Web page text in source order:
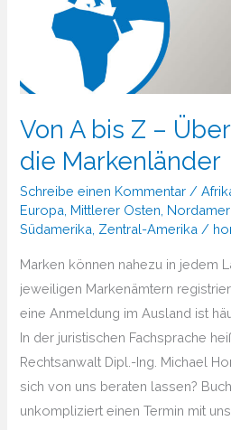
Von A bis Z –
die Markenländer
Schreibe einen Kommentar /
Europa Mittlerer Osten
Südamerika Zentral-Amerika /
Marken können nahezu in jedem
jeweiligen Markenämtern
eine Anmeldung im Ausland ist
In der juristischen Fachsprache
Rechtsanwalt Dipl.-Ing. Michael
sich von uns beraten lassen?
unkompliziert einen Termin mit